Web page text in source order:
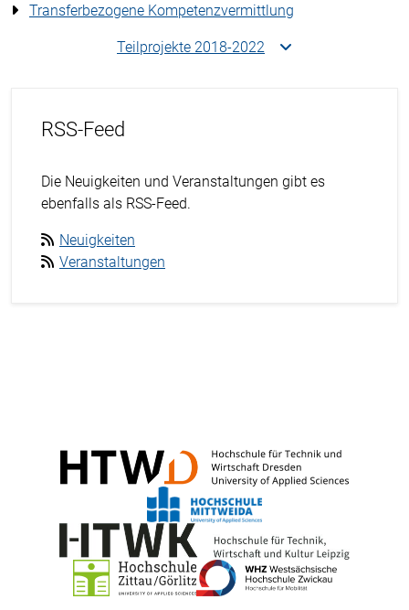
Transferbezogene Kompetenzvermittlung
Teilprojekte 2018-2022
RSS-Feed
Die Neuigkeiten und Veranstaltungen gibt es
ebenfalls als RSS-Feed.
Neuigkeiten
Veranstaltungen